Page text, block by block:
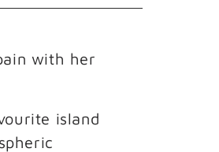
with her
island